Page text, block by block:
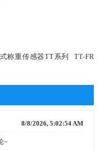
感器TT系列 TT-FR
8/8/2026, 5:02:54 AM
~